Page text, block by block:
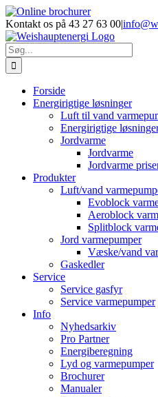
Skip
to
content
Facebook
LinkedIn
YouTube
Online
brochurer
E-
mail
Phone
Kontakt os på 43 27 63 00|
Søg
efter:
Forside
Energirigtige løsninger
Luft til vand
Energirigtige
Jordvarme
Jordvarme
Jordvarme
Produkter
Luft/vand
Evoblock
Aeroblock
Splitblock
Jord varmepumper
Væske/vand
Gaskedler
Service
Service gasfyr
Service varmepumper
Info
Nyhedsarkiv
Pro Partner
Energiberegning
Lyd og varmepumper
Brochurer
Manualer